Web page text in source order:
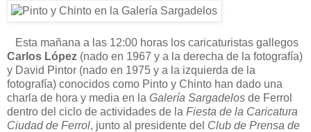
Esta mañana a las 12:00 horas los caricaturistas gallegos
Carlos López (nado en 1967 y a la derecha de la fotografía)
y David Pintor (nado en 1975 y a la izquierda de la
fotografía) conocidos como Pinto y Chinto han dado una
charla de hora y media en la Galería Sargadelos de Ferrol
dentro del ciclo de actividades de la Fiesta de la Caricatura
Ciudad de Ferrol, junto al presidente del Club de Prensa de